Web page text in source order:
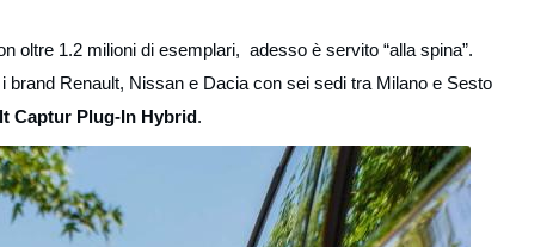
oltre 1.2 milioni di esemplari, adesso è servito “alla spina”.
brand Renault, Nissan e Dacia con sei sedi tra Milano e Sesto
Captur Plug-In Hybrid.